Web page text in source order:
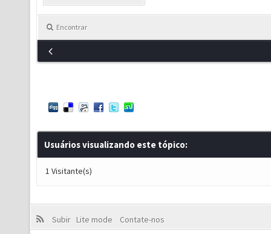
Encontrar
Usuários visualizando este tópico:
1 Visitante(s)
Subir Lite mode
Contate-nos